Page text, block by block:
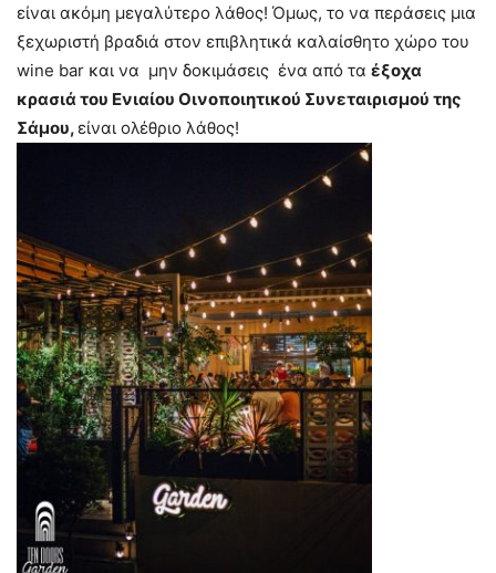
είναι ακόμη μεγαλύτερο λάθος! Όμως, το να περάσεις μια
ξεχωριστή βραδιά στον επιβλητικά καλαίσθητο χώρο του
wine bar και να μην δοκιμάσεις ένα από τα έξοχα
κρασιά του Ενιαίου Οινοποιητικού Συνεταιρισμού της
Σάμου,είναι ολέθριο λάθος!